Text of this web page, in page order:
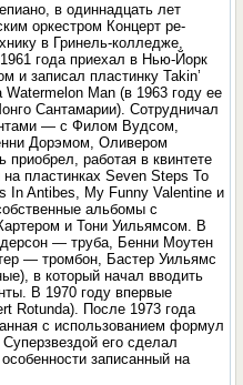
в одиннадцать лет
оркестром Концерт ре-
в Гринель-колледже,
года приехал в Нью-Йорк
и записал пластинку Takin’
Man (в 1963 году ее
Сантамарии). Сотрудничал
— с Филом Вудсом,
Дорэмом, Оливером
работая в квинтете
пластинках Seven Steps To
In Antibes, My Funny Valentine и
альбомы с
и Тони Уильямсом. В
— труба, Бенни Моутен
— тромбон, Бастер Уильямс
в который начал вводить
В 1970 году впервые
Rotunda). После 1973 года
с использованием формул
его сделал
записанный на